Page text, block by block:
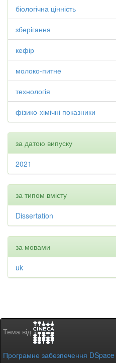
біологічна цінність
зберігання
кефір
молоко-питне
технологія
фізико-хімічні показники
за датою випуску
2021
за типом вмісту
Dissertation
за мовами
uk
Тема від
Програмне забезпечення DSpace